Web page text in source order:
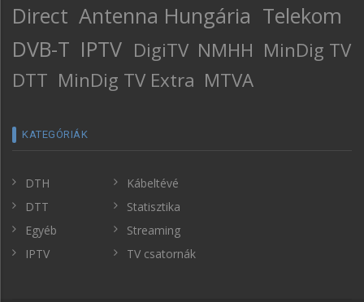
Direct Antenna Hungária Telekom
DVB-T IPTV DigiTV NMHH MinDig TV
DTT MinDig TV Extra MTVA
KATEGÓRIÁK
DTH
DTT
Egyéb
IPTV
Kábeltévé
Statisztika
Streaming
TV csatornák